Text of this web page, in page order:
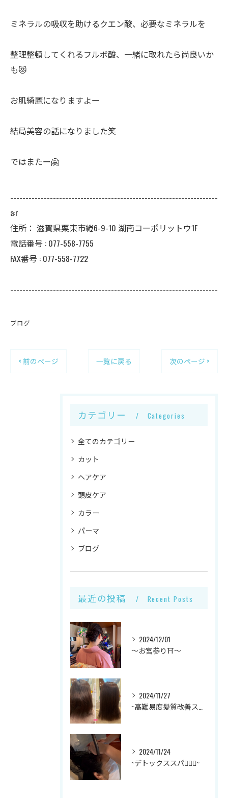
ミネラルの吸収を助けるクエン酸、必要なミネラルを
整理整頓してくれるフルボ酸、一緒に取れたら尚良いか
も😻
お肌綺麗になりますよー
結局美容の話になりました笑
ではまたー🤗
--------------------------------------------------------------------
a:r
住所： 滋賀県栗東市綣6-9-10 湖南コーポリットウ1F
電話番号 : 077-558-7755
FAX番号 : 077-558-7722
--------------------------------------------------------------------
ブログ
< 前のページ 一覧に戻る 次のページ >
カテゴリー Categories
全てのカテゴリー
カット
ヘアケア
頭皮ケア
カラー
パーマ
ブログ
最近の投稿 Recent Posts
2024/12/01
～お宮参り⛩～
2024/11/27
2024/11/24
~デトックススパ💆🏻‍♀️~